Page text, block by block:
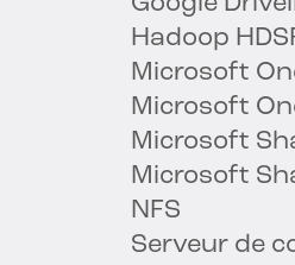
Hadoop
Microsoft
Microsoft
Microsoft
Microsoft
NFS
Serveur de